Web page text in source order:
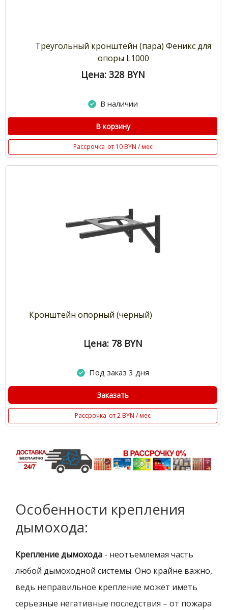
Треугольный кронштейн (пара) Феникс для
опоры L1000
Цена: 328 BYN
В наличии
В корзину
Рассрочка от 10 BYN / мес
Кронштейн опорный (черный)
Цена: 78 BYN
Под заказ 3 дня
Заказать
Рассрочка от 2 BYN / мес
Особенности крепления
дымохода:
Крепление дымохода - неотъемлемая часть
любой дымоходной системы. Оно крайне важно,
ведь неправильное крепление может иметь
серьезные негативные последствия – от пожара